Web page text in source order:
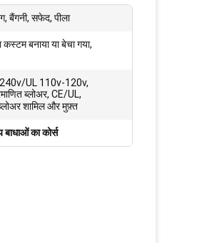
बैंगनी, सफेद, पीला
कस्टम बनाया या बेचा गया,
UL 110v-120v,
ब्लोअर, CE/UL,
शामिल और मुफ़्त
बाधाओं का कोर्स